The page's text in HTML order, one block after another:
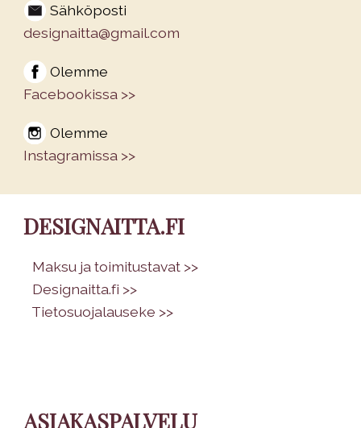
Sähköposti
designaitta@gmail.com
Olemme
Facebookissa >>
Olemme
Instagramissa >>
DESIGNAITTA.FI
Maksu ja toimitustavat >>
Designaitta.fi >>
Tietosuojalauseke >>
ASIAKASPALVELU